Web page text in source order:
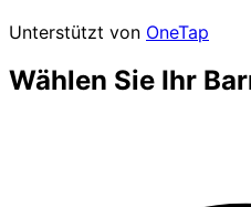
Unterstützt von OneTap
Wählen Sie Ihr